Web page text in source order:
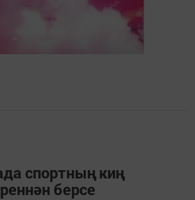
спортның киң
берсе